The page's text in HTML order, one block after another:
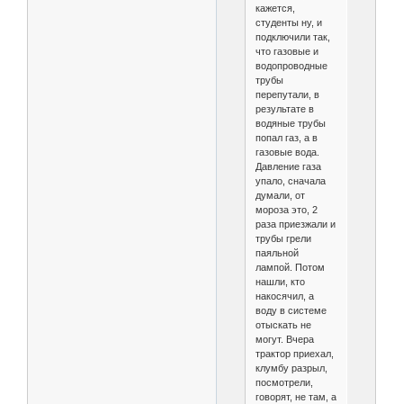
кажется,
студенты ну, и
подключили так,
что газовые и
водопроводные
трубы
перепутали, в
результате в
водяные трубы
попал газ, а в
газовые вода.
Давление газа
упало, сначала
думали, от
мороза это, 2
раза приезжали и
трубы грели
паяльной
лампой. Потом
нашли, кто
накосячил, а
воду в системе
отыскать не
могут. Вчера
трактор приехал,
клумбу разрыл,
посмотрели,
говорят, не там, а